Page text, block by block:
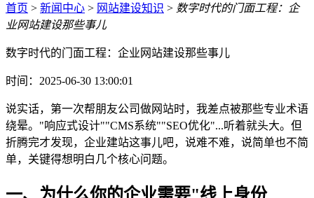
首页 > 新闻中心 > 网站建设知识 > 数字时代的门面工程：企
业网站建设那些事儿
数字时代的门面工程：企业网站建设那些事儿
时间：2025-06-30 13:00:01
说实话，第一次帮朋友公司做网站时，我差点被那些专业术语
绕晕。"响应式设计""CMS系统""SEO优化"...听着就头大。但
折腾完才发现，企业建站这事儿吧，说难不难，说简单也不简
单，关键得想明白几个核心问题。